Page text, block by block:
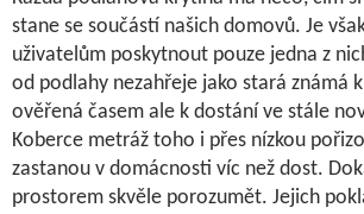
stane se součástí našich domovů. Je
uživatelům poskytnout pouze jedna z
od podlahy nezahřeje jako stará známá
ověřená časem ale k dostání ve stále
Koberce metráž toho i přes nízkou
zastanou v domácnosti víc než dost.
prostorem skvěle porozumět. Jejich